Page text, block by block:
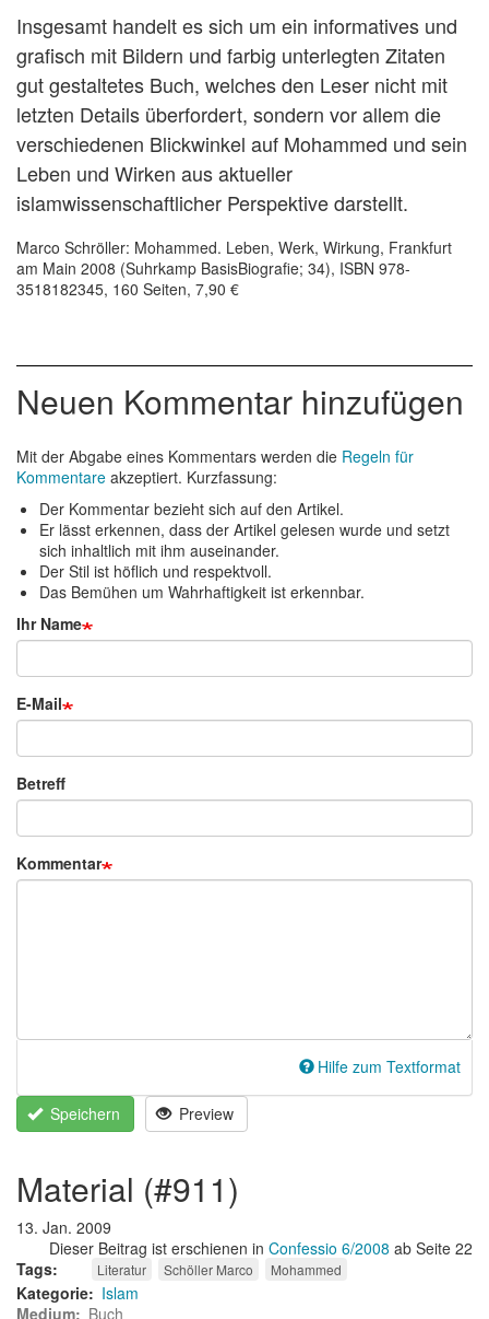
Insgesamt handelt es sich um ein informatives und
grafisch mit Bildern und farbig unterlegten Zitaten
gut gestaltetes Buch, welches den Leser nicht mit
letzten Details überfordert, sondern vor allem die
verschiedenen Blickwinkel auf Mohammed und sein
Leben und Wirken aus aktueller
islamwissenschaftlicher Perspektive darstellt.
Marco Schröller: Mohammed. Leben, Werk, Wirkung, Frankfurt
am Main 2008 (Suhrkamp BasisBiografie; 34), ISBN 978-
3518182345, 160 Seiten, 7,90 €
Neuen Kommentar hinzufügen
Mit der Abgabe eines Kommentars werden die Regeln für
Kommentare akzeptiert. Kurzfassung:
Der Kommentar bezieht sich auf den Artikel.
Er lässt erkennen, dass der Artikel gelesen wurde und setzt
sich inhaltlich mit ihm auseinander.
Der Stil ist höflich und respektvoll.
Das Bemühen um Wahrhaftigkeit ist erkennbar.
Ihr Name
E-Mail
Betreff
Kommentar
Hilfe zum Textformat
Speichern Preview
material (#911)
13. Jan. 2009
Dieser Beitrag ist erschienen in Confessio 6/2008 ab Seite 22
Tags
Literatur Schöller Marco Mohammed
Kategorie
Islam
Medium
Buch